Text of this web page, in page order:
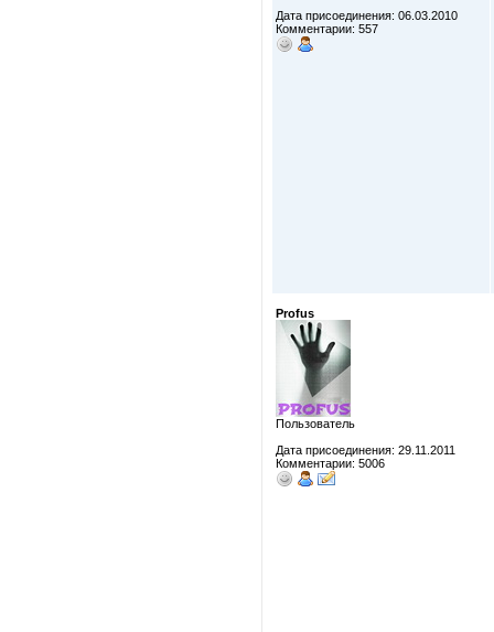
Дата присоединения: 06.03.2010
Комментарии: 557
Profus
Пользователь
Дата присоединения: 29.11.2011
Комментарии: 5006